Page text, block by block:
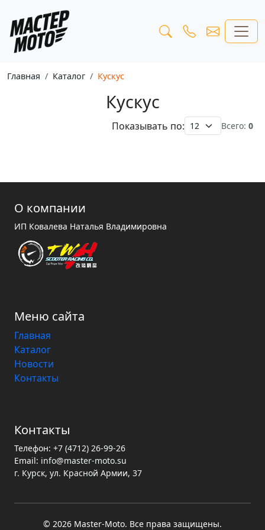
Главная Каталог Кускус
Кускус
Показывать по: Всего: 0
О компании
ИП Ковалева Наталья Владимировна
Меню сайта
Главная
Каталог
Новости
Контакты
Контакты
Телефон: +7 (4712) 26-99-26
Email: info@master-moto.su
г. Курск, ул. Красной Армии, 37
© 2026 Master‑Moto. Все права защищены.